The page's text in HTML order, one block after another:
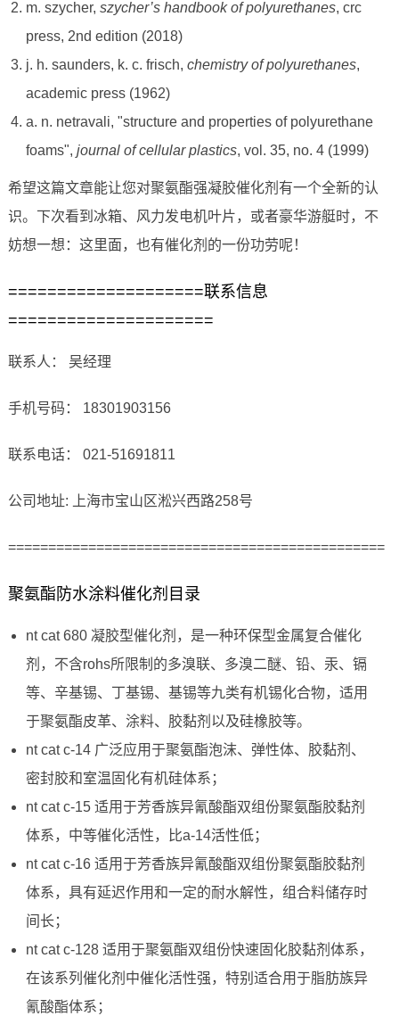
m. szycher, szycher’s handbook of polyurethanes, crc
press, 2nd edition (2018)
j. h. saunders, k. c. frisch, chemistry of polyurethanes,
academic press (1962)
a. n. netravali, "structure and properties of polyurethane
foams", journal of cellular plastics, vol. 35, no. 4 (1999)
希望这篇文章能让您对聚氨酯强凝胶催化剂有一个全新的认
识。下次看到冰箱、风力发电机叶片，或者豪华游艇时，不
妨想一想：这里面，也有催化剂的一份功劳呢！
====================联系信息
=====================
联系人： 吴经理
手机号码： 18301903156
联系电话： 021-51691811
公司地址: 上海市宝山区淞兴西路258号
===============================================
聚氨酯防水涂料催化剂目录
nt cat 680 凝胶型催化剂，是一种环保型金属复合催化
剂，不含rohs所限制的多溴联、多溴二醚、铅、汞、镉
等、辛基锡、丁基锡、基锡等九类有机锡化合物，适用
于聚氨酯皮革、涂料、胶黏剂以及硅橡胶等。
nt cat c-14 广泛应用于聚氨酯泡沫、弹性体、胶黏剂、
密封胶和室温固化有机硅体系；
nt cat c-15 适用于芳香族异氰酸酯双组份聚氨酯胶黏剂
体系，中等催化活性，比a-14活性低；
nt cat c-16 适用于芳香族异氰酸酯双组份聚氨酯胶黏剂
体系，具有延迟作用和一定的耐水解性，组合料储存时
间长；
nt cat c-128 适用于聚氨酯双组份快速固化胶黏剂体系，
在该系列催化剂中催化活性强，特别适合用于脂肪族异
氰酸酯体系；